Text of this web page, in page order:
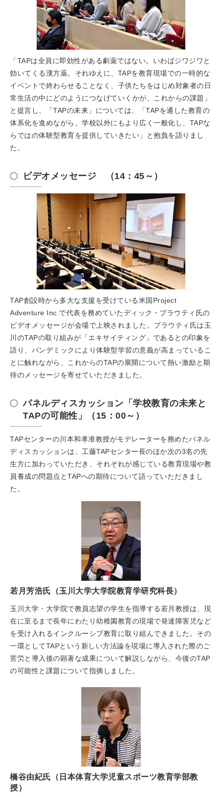
「TAPは全員に即効性がある劇薬ではない。いわばジワジワと
効いてくる漢方薬。それゆえに、TAPを教育現場での一時的な
イベントで終わらせることなく、子供たちをはじめ対象者の日
常生活の中にどのようにつなげていくかが、これからの課題」
と提言し、「TAPの未来」については、「TAPを通した教育の
体系化を進めながら、学校以外にもより広く一般化し、TAPな
らではの体験型教育を提供していきたい」と抱負を語りまし
た。
ビデオメッセージ （14：45～）
TAP創設時から多大な支援を受けている米国Project
Adventure Inc.で代表を務めていたディック・プラウティ氏の
ビデオメッセージが会場で上映されました。プラウティ氏は玉
川のTAPの取り組みが「エキサイティング」であるとの印象を
語り、パンデミックにより体験型学習の意義が高まっているこ
とに触れながら、これからのTAPの展開について熱い激励と期
待のメッセージを寄せていただきました。
パネルディスカッション「学校教育の未来と
TAPの可能性」（15：00～）
TAPセンターの川本和孝准教授がモデレーターを務めたパネル
ディスカッションは、工藤TAPセンター長のほか次の3名の先
生方に加わっていただき、それぞれが感じている教育現場や教
員養成の問題点とTAPへの期待について語っていただきまし
た。
若月芳浩氏（玉川大学大学院教育学研究科長）
玉川大学・大学院で教員志望の学生を指導する若月教授は、現
在に至るまで長年にわたり幼稚園教育の現場で発達障害児など
を受け入れるインクルーシブ教育に取り組んできました。その
一環としてTAPという新しい方法論を現場に導入された際のご
苦労と導入後の顕著な成果について解説しながら、今後のTAP
の可能性と課題について指摘しました。
橋谷由紀氏（日本体育大学児童スポーツ教育学部教
授）